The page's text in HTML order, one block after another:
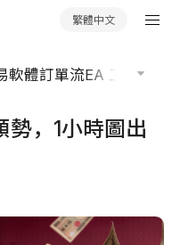
繁體中文
軟體訂單流EA 工具庫
，1小時圖出